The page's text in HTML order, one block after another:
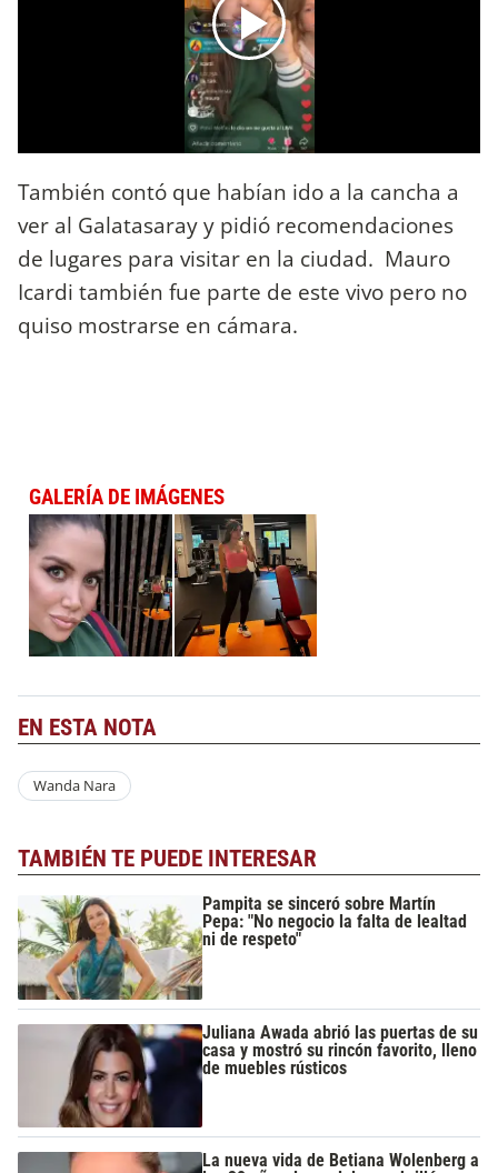
También contó que habían ido a la cancha a
ver al Galatasaray y pidió recomendaciones
de lugares para visitar en la ciudad. Mauro
Icardi también fue parte de este vivo pero no
quiso mostrarse en cámara.
GALERÍA DE IMÁGENES
EN ESTA NOTA
Wanda Nara
TAMBIÉN TE PUEDE INTERESAR
Pampita se sinceró sobre Martín
Pepa: "No negocio la falta de lealtad
ni de respeto"
Juliana Awada abrió las puertas de su
casa y mostró su rincón favorito, lleno
de muebles rústicos
La nueva vida de Betiana Wolenberg a